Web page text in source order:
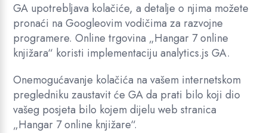
GA upotrebljava kolačiće, a detalje o njima možete
pronaći na Googleovim vodičima za razvojne
programere. Online trgovina „Hangar 7 online
knjižara“ koristi implementaciju analytics.js GA.
Onemogućavanje kolačića na vašem internetskom
pregledniku zaustavit će GA da prati bilo koji dio
vašeg posjeta bilo kojem dijelu web stranica
„Hangar 7 online knjižare“.